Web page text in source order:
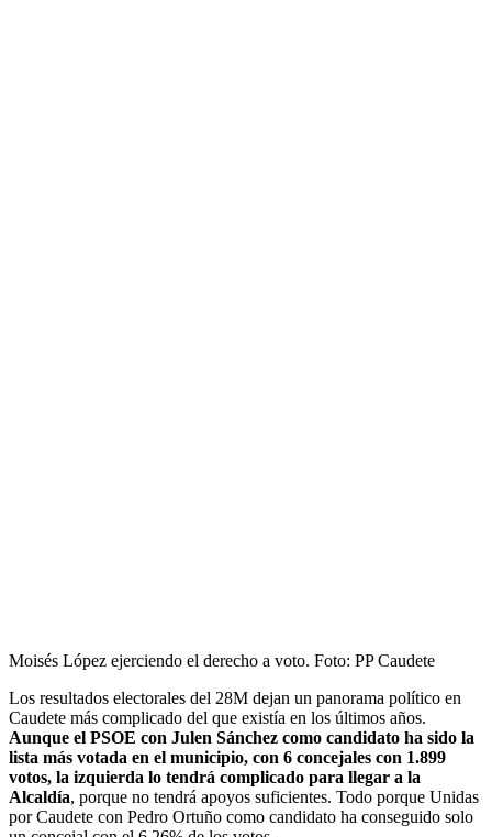
Moisés López ejerciendo el derecho a voto. Foto: PP Caudete
Los resultados electorales del 28M dejan un panorama político en
Caudete más complicado del que existía en los últimos años.
Aunque el PSOE con Julen Sánchez como candidato ha sido la
lista más votada en el municipio, con 6 concejales con 1.899
votos, la izquierda lo tendrá complicado para llegar a la
Alcaldía, porque no tendrá apoyos suficientes. Todo porque Unidas
por Caudete con Pedro Ortuño como candidato ha conseguido solo